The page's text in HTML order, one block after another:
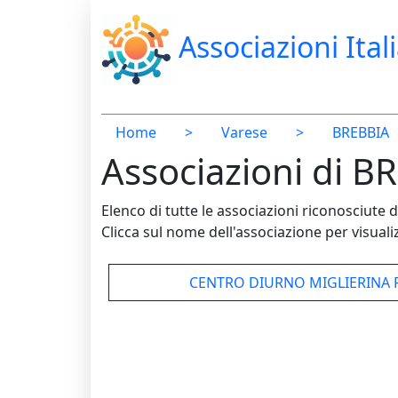
Associazioni
Home > Varese > BREBBIA
Associazioni di
Elenco di tutte le associazioni riconosciute
Clicca sul nome dell'associazione per
CENTRO DIURNO MIGLIERINA